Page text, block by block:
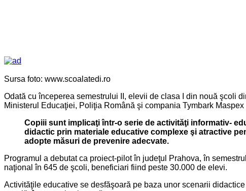
Sursa foto: www.scoalatedi.ro
Odată cu începerea semestrului II, elevii de clasa I din nouă şcoli
Ministerul Educaţiei, Poliţia Română şi compania Tymbark
Copiii sunt implicaţi într-o serie de activităţi informativ-
didactic prin materiale educative complexe şi atractive
adopte măsuri de prevenire adecvate.
Programul a debutat ca proiect-pilot în judeţul Prahova, în
naţional în 645 de şcoli, beneficiari fiind peste 30.000 de elevi.
Activităţile educative se desfăşoară pe baza unor scenarii